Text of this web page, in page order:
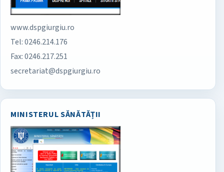
www.dspgiurgiu.ro
Tel: 0246.214.176
Fax: 0246.217.251
secretariat@dspgiurgiu.ro
MINISTERUL SĂNĂTĂȚII